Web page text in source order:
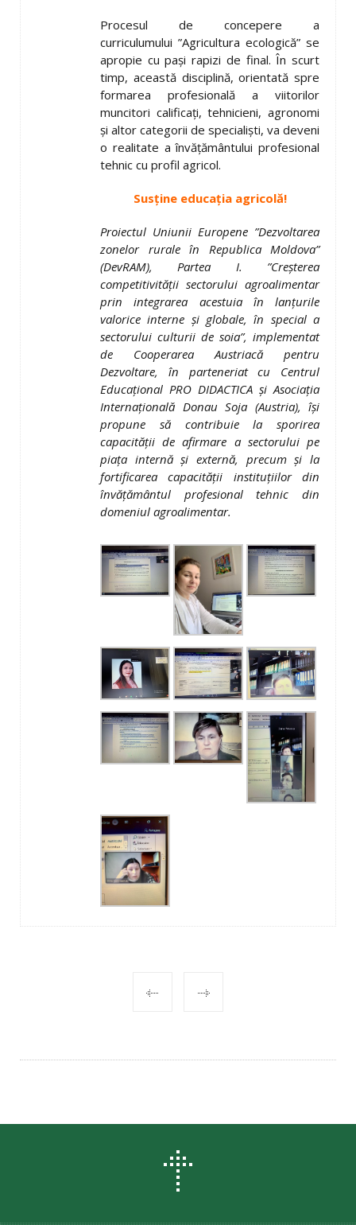
Procesul de concepere a
curriculumului ”Agricultura ecologică” se
apropie cu pași rapizi de final. În scurt
timp, această disciplină, orientată spre
formarea profesională a viitorilor
muncitori calificați, tehnicieni, agronomi
și altor categorii de specialiști, va deveni
o realitate a învățământului profesional
tehnic cu profil agricol.
Susține educația agricolă!
Proiectul Uniunii Europene ”Dezvoltarea
zonelor rurale în Republica Moldova”
(DevRAM), Partea I. ”Creşterea
competitivităţii sectorului agroalimentar
prin integrarea acestuia în lanţurile
valorice interne şi globale, în special a
sectorului culturii de soia”, implementat
de Cooperarea Austriacă pentru
Dezvoltare, în parteneriat cu Centrul
Educaţional PRO DIDACTICA şi Asociaţia
Internaţională Donau Soja (Austria), îşi
propune să contribuie la sporirea
capacităţii de afirmare a sectorului pe
piaţa internă şi externă, precum şi la
fortificarea capacităţii instituţiilor din
învăţământul profesional tehnic din
domeniul agroalimentar.
NAVIGATION